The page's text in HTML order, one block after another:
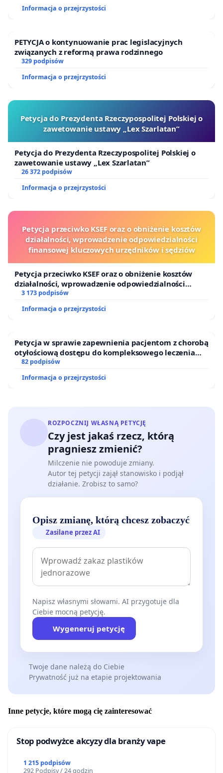
Informacja o przejrzystości
PETYCJA o kontynuowanie prac legislacyjnych
związanych z reformą prawa rodzinnego
329 podpisów
Informacja o przejrzystości
Petycja do Prezydenta Rzeczypospolitej Polskiej o
zawetowanie ustawy „Lex Szarlatan”
Petycja do Prezydenta Rzeczypospolitej Polskiej o
zawetowanie ustawy „Lex Szarlatan”
26 372 podpisów
Informacja o przejrzystości
Petycja przeciwko KSEF oraz o obniżenie kosztów
działalności, wprowadzenie odpowiedzialności
finansowej kluczowych urzędników i sędziów
Petycja przeciwko KSEF oraz o obniżenie kosztów
działalności, wprowadzenie odpowiedzialności
finansowej kluczowych urzędników i sędziów
3 173 podpisów
Informacja o przejrzystości
Petycja w sprawie zapewnienia pacjentom z chorobą
otyłościową dostępu do kompleksowego leczenia
oraz programów profilaktycznych.
82 podpisów
Informacja o przejrzystości
ROZPOCZNIJ WŁASNĄ PETYCJĘ
Czy jest jakaś rzecz, którą
pragniesz zmienić?
Milczenie nie powoduje zmiany.
Autor tej petycji zajął stanowisko i podjął
działanie. Zrobisz to samo?
Opisz zmianę, którą chcesz zobaczyć
Zasilane przez AI
Napisz własnymi słowami. AI przygotuje dla
Ciebie mocną petycję.
Wygeneruj petycję
Twoje dane należą do Ciebie
Prywatność już na etapie projektowania
Inne petycje, które mogą cię zainteresować
Stop podwyżce akcyzy dla branży vape
1 215 podpisów
292 Podpisy / 24 godzin